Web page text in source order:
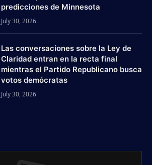
predicciones de Minnesota
July 30, 2026
Las conversaciones sobre la Ley de
Claridad entran en la recta final
mientras el Partido Republicano busca
votos demócratas
July 30, 2026